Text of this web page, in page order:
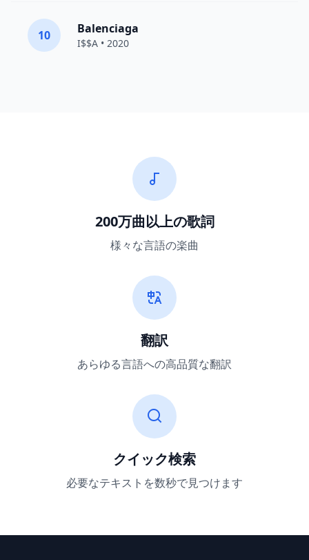
10 Balenciaga
I$$A • 2020
200万曲以上の歌詞
様々な言語の楽曲
翻訳
あらゆる言語への高品質な翻訳
クイック検索
必要なテキストを数秒で見つけます